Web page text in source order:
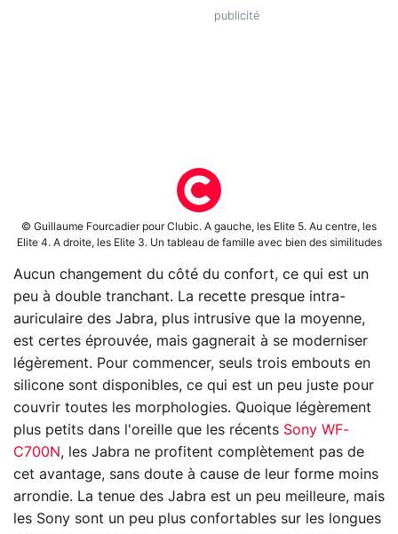
© Guillaume Fourcadier pour Clubic. A gauche, les Elite 5. Au centre, les
Elite 4. A droite, les Elite 3. Un tableau de famille avec bien des similitudes
Aucun changement du côté du confort, ce qui est un
peu à double tranchant. La recette presque intra-
auriculaire des Jabra, plus intrusive que la moyenne,
est certes éprouvée, mais gagnerait à se moderniser
légèrement. Pour commencer, seuls trois embouts en
silicone sont disponibles, ce qui est un peu juste pour
couvrir toutes les morphologies. Quoique légèrement
plus petits dans l'oreille que les récents Sony WF-
C700N, les Jabra ne profitent complètement pas de
cet avantage, sans doute à cause de leur forme moins
arrondie. La tenue des Jabra est un peu meilleure, mais
les Sony sont un peu plus confortables sur les longues